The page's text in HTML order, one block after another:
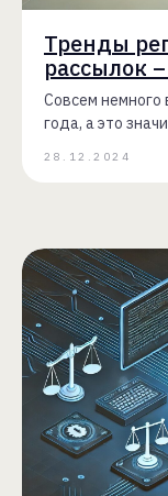
Тренды
рассылок
Совсем немного
года, а это
28.12.2024